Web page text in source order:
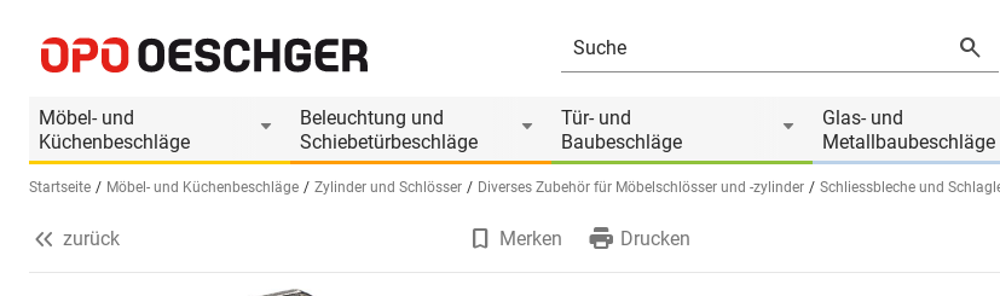
Möbel- und
Küchenbeschläge
Beleuchtung und
Schiebetürbeschläge
Tür- und
Baubeschläge
Glas- und
Metallbaubeschläge
Sprache wählen (DE)
Startseite Möbel- und Küchenbeschläge Zylinder und Schlösser Diverses Zubehör für Möbelschlösser und -zylinder Schliessbleche und
Produktinformationen
Produkt ist Zubehör von
zurück Merken Drucken